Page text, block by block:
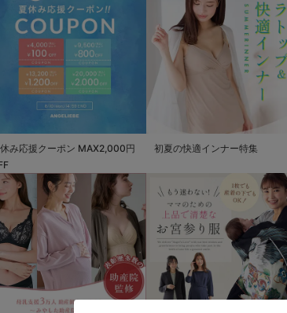
み応援クーポン MAX2,000円
初夏の快適インナー特集